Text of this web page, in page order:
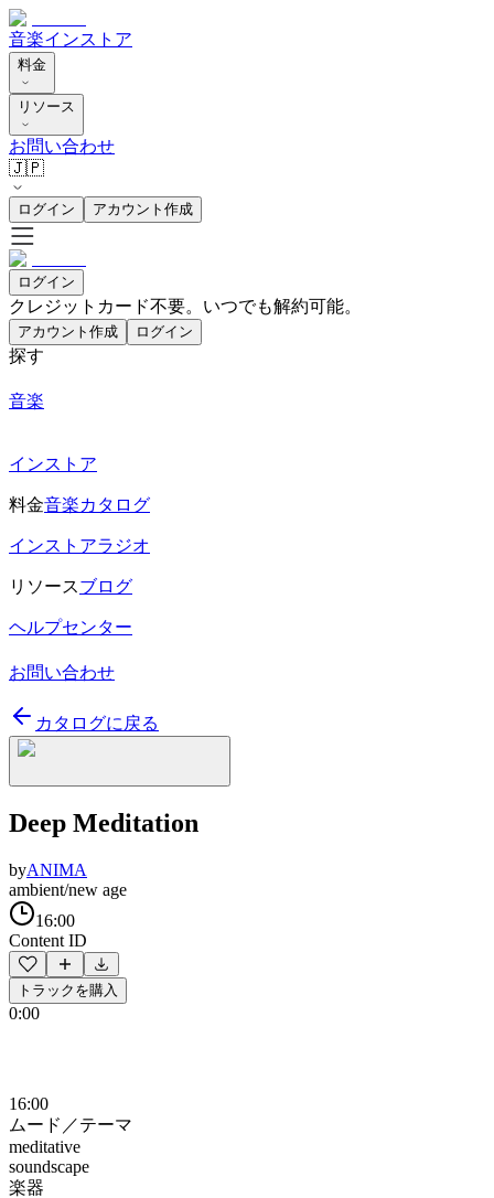
音楽インストア
料金
リソース
お問い合わせ
🇯🇵
ログイン アカウント作成
ログイン
クレジットカード不要。いつでも解約可能。
アカウント作成 ログイン
探す
音楽
インストア
料金音楽カタログ
インストアラジオ
リソースブログ
ヘルプセンター
お問い合わせ
カタログに戻る
Deep Meditation
byANIMA
ambient/new age
16:00
Content ID
トラックを購入
0:00
16:00
ムード／テーマ
meditative
soundscape
楽器